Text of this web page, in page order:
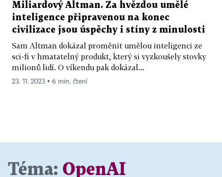
Miliardový Altman. Za hvězdou umělé
inteligence připravenou na konec
civilizace jsou úspěchy i stíny z minulosti
Sam Altman dokázal proměnit umělou inteligenci ze
sci-fi v hmatatelný produkt, který si vyzkoušely stovky
milionů lidí. O víkendu pak dokázal...
23. 11. 2023 ▪ 6 min. čtení
Téma: OpenAI